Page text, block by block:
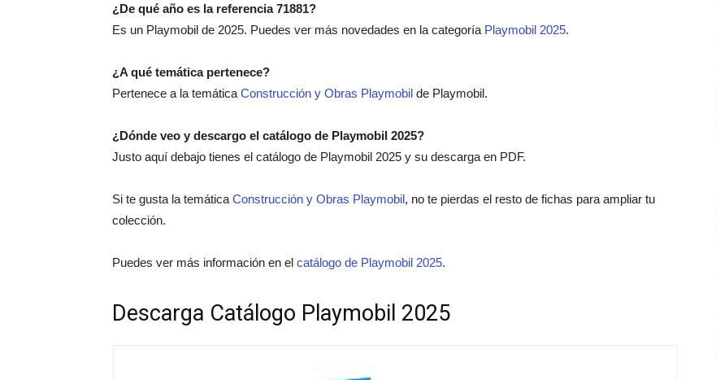
¿De qué año es la referencia 71881?
Es un Playmobil de 2025. Puedes ver más novedades en la categoría Playmobil 2025.
¿A qué temática pertenece?
Pertenece a la temática Construcción y Obras Playmobil de Playmobil.
¿Dónde veo y descargo el catálogo de Playmobil 2025?
Justo aquí debajo tienes el catálogo de Playmobil 2025 y su descarga en PDF.
Si te gusta la temática Construcción y Obras Playmobil, no te pierdas el resto de fichas para ampliar tu
colección.
Puedes ver más información en el catálogo de Playmobil 2025.
Descarga Catálogo Playmobil 2025